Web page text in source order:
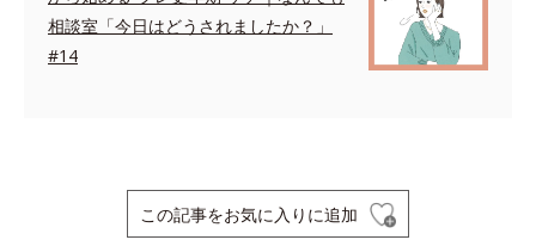
相談室「今日はどうされましたか？」
#14
この記事をお気に入りに追加